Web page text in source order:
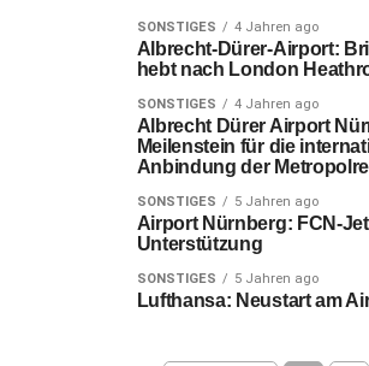
SONSTIGES 4 Jahren ago
Albrecht-Dürer-Airport:
hebt nach London
SONSTIGES 4 Jahren ago
Albrecht Dürer Airport
Meilenstein für die
Anbindung der
SONSTIGES 5 Jahren ago
Airport Nürnberg: FCN-
Unterstützung
SONSTIGES 5 Jahren ago
Lufthansa: Neustart am